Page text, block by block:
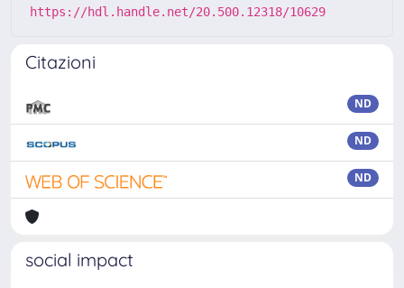
https://hdl.handle.net/20.500.12318/10629
Citazioni
ND
ND
ND
social impact